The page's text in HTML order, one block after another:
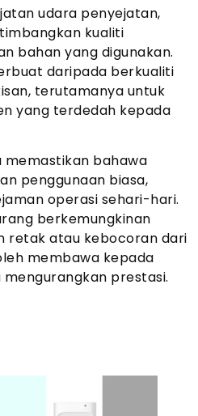
udara penyejatan,
kualiti
bahan yang digunakan.
daripada berkualiti
terutamanya untuk
yang terdedah kepada
memastikan bahawa
penggunaan biasa,
operasi sehari-hari.
berkemungkinan
retak atau kebocoran dari
membawa kepada
prestasi.